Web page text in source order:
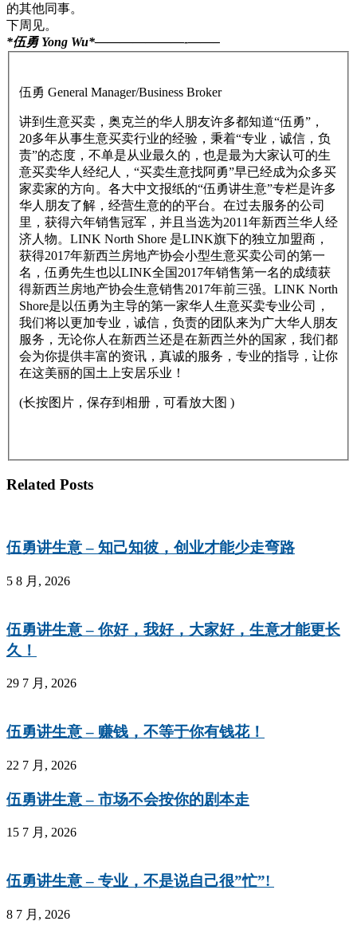
的其他同事。
下周见。
*伍勇 Yong Wu*———————-——–
伍勇 General Manager/Business Broker
讲到生意买卖，奥克兰的华人朋友许多都知道“伍勇”，
20多年从事生意买卖行业的经验，秉着“专业，诚信，负
责”的态度，不单是从业最久的，也是最为大家认可的生
意买卖华人经纪人，“买卖生意找阿勇”早已经成为众多买
家卖家的方向。各大中文报纸的“伍勇讲生意”专栏是许多
华人朋友了解，经营生意的的平台。在过去服务的公司
里，获得六年销售冠军，并且当选为2011年新西兰华人经
济人物。LINK North Shore 是LINK旗下的独立加盟商，
获得2017年新西兰房地产协会小型生意买卖公司的第一
名，伍勇先生也以LINK全国2017年销售第一名的成绩获
得新西兰房地产协会生意销售2017年前三强。LINK North
Shore是以伍勇为主导的第一家华人生意买卖专业公司，
我们将以更加专业，诚信，负责的团队来为广大华人朋友
服务，无论你人在新西兰还是在新西兰外的国家，我们都
会为你提供丰富的资讯，真诚的服务，专业的指导，让你
在这美丽的国土上安居乐业！
(长按图片，保存到相册，可看放大图 )
Related Posts
伍勇讲生意 – 知己知彼，创业才能少走弯路
5 8 月, 2026
伍勇讲生意 – 你好，我好，大家好，生意才能更长
久！
29 7 月, 2026
伍勇讲生意 – 赚钱，不等于你有钱花！
22 7 月, 2026
伍勇讲生意 – 市场不会按你的剧本走
15 7 月, 2026
伍勇讲生意 – 专业，不是说自己很”忙”!
8 7 月, 2026